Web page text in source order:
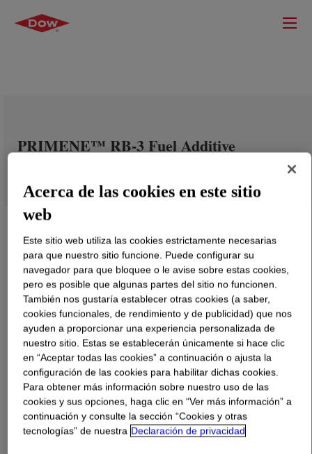
PRIMENE™ RB-3 Fuel Additive
Qué esPRIMENE™ RB-3 Fuel Additive?
A specially formulated blend of t-alkyl primary amines
designed to provide performance advantages in diesel
fuel.
Acerca de las cookies en este sitio
web
Este sitio web utiliza las cookies estrictamente necesarias
para que nuestro sitio funcione. Puede configurar su
navegador para que bloquee o le avise sobre estas cookies,
pero es posible que algunas partes del sitio no funcionen.
También nos gustaría establecer otras cookies (a saber,
cookies funcionales, de rendimiento y de publicidad) que nos
ayuden a proporcionar una experiencia personalizada de
nuestro sitio. Estas se establecerán únicamente si hace clic
en “Aceptar todas las cookies” a continuación o ajusta la
configuración de las cookies para habilitar dichas cookies.
Para obtener más información sobre nuestro uso de las
cookies y sus opciones, haga clic en “Ver más información” a
continuación y consulte la sección “Cookies y otras
tecnologías” de nuestra Declaración de privacidad